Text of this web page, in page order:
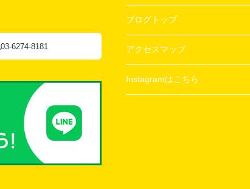
03-6274-8181
ブログトップ
アクセスマップ
Instagramはこちら